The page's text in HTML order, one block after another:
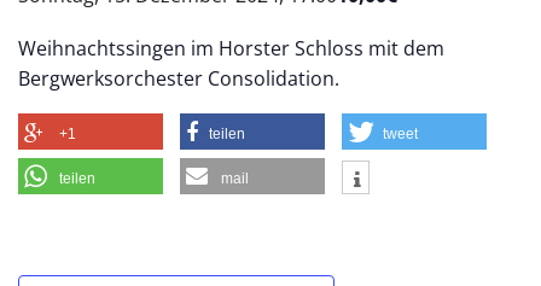
Weihnachtssingen im Horster Schloss mit dem
Bergwerksorchester Consolidation.
+1 teilen tweet
teilen mail